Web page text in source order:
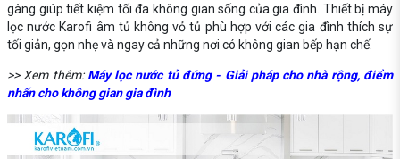
gàng giúp tiết kiệm tối đa không gian sống của gia đình. Thiết bị máy
lọc nước Karofi âm tủ không vỏ tủ phù hợp với các gia đình thích sự
tối giản, gọn nhẹ và ngay cả những nơi có không gian bếp hạn chế.
>> Xem thêm: Máy lọc nước tủ đứng - Giải pháp cho nhà rộng, điểm
nhấn cho không gian gia đình